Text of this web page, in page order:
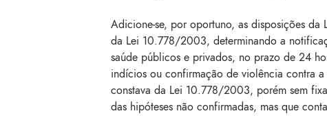
Adicione-se, por oportuno, as disposições
da Lei 10.778/2003, determinando a
saúde públicos e privados, no prazo de 24
indícios ou confirmação de violência contra
constava da Lei 10.778/2003, porém sem
das hipóteses não confirmadas, mas que